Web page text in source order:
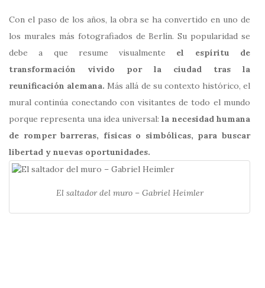
Con el paso de los años, la obra se ha convertido en uno de
los murales más fotografiados de Berlín. Su popularidad se
debe a que resume visualmente el espíritu de
transformación vivido por la ciudad tras la
reunificación alemana. Más allá de su contexto histórico, el
mural continúa conectando con visitantes de todo el mundo
porque representa una idea universal:la necesidad humana
de romper barreras, físicas o simbólicas, para buscar
libertad y nuevas oportunidades.
El saltador del muro – Gabriel Heimler